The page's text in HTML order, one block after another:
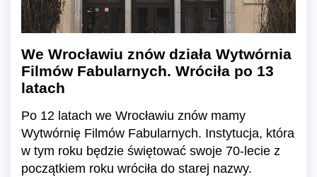
We Wrocławiu znów działa Wytwórnia
Filmów Fabularnych. Wróciła po 13
latach
Po 12 latach we Wrocławiu znów mamy
Wytwórnię Filmów Fabularnych. Instytucja, która
w tym roku będzie świętować swoje 70-lecie z
początkiem roku wróciła do starej nazwy.